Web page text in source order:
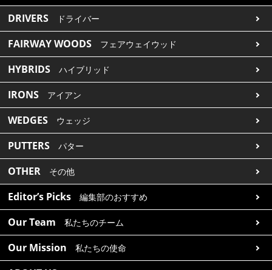
DRIVERS ドライバー
FAIRWAY WOODS フェアウェイウッド
HYBRIDS ハイブリッド
IRONS アイアン
WEDGES ウェッジ
PUTTERS パター
OTHER その他
Editor’s Picks 編集部のおすすめ
Our Team 私たちのチーム
Our Mission 私たちの使命